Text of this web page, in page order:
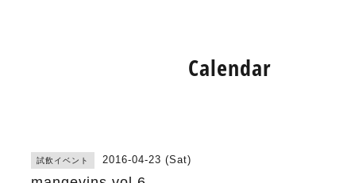
Calendar
試飲イベント 2016-04-23 (Sat)